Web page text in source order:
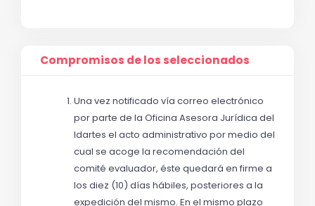
Compromisos de los seleccionados
Una vez notificado vía correo electrónico
por parte de la Oficina Asesora Jurídica del
Idartes el acto administrativo por medio del
cual se acoge la recomendación del
comité evaluador, éste quedará en firme a
los diez (10) días hábiles, posteriores a la
expedición del mismo. En el mismo plazo